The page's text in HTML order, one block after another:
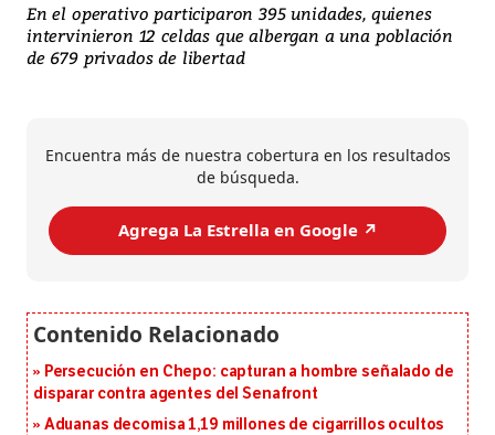
En el operativo participaron 395 unidades, quienes
intervinieron 12 celdas que albergan a una población
de 679 privados de libertad
Encuentra más de nuestra cobertura en los resultados
de búsqueda.
Agrega La Estrella en Google ↗️
Persecución en Chepo: capturan a hombre señalado de
disparar contra agentes del Senafront
Aduanas decomisa 1,19 millones de cigarrillos ocultos